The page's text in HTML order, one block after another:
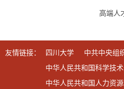
高端人
友情链接： 四川大学 中共中央组
中华人民共和国科学技
中华人民共和国人力资